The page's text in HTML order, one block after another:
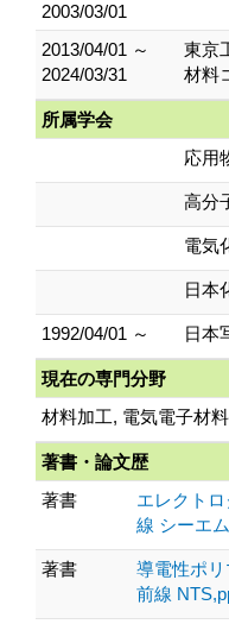
2003/03/01
2013/04/01 ～
2024/03/31
東京
材料
所属学会
応用
高分
電気
日本
1992/04/01 ～ 日本
現在の専門分野
材料加工, 電気電子材料
著書・論文歴
著書
エレクト
線 シーエ
著書
導電性ポ
前線